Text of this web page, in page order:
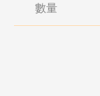
數量